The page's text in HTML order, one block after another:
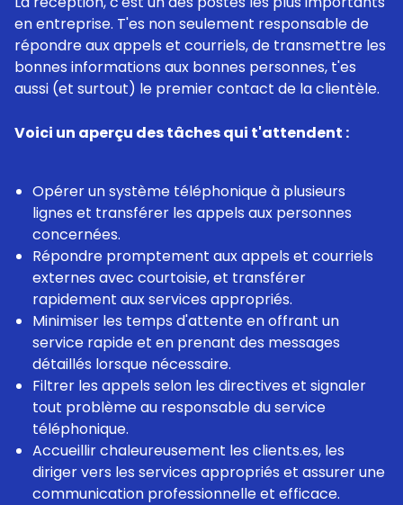
en entreprise. T'es non seulement responsable de
répondre aux appels et courriels, de transmettre les
bonnes informations aux bonnes personnes, t'es
aussi (et surtout) le premier contact de la clientèle.
Voici un aperçu des tâches qui t'attendent :
Opérer un système téléphonique à plusieurs
lignes et transférer les appels aux personnes
concernées.
Répondre promptement aux appels et courriels
externes avec courtoisie, et transférer
rapidement aux services appropriés.
Minimiser les temps d'attente en offrant un
service rapide et en prenant des messages
détaillés lorsque nécessaire.
Filtrer les appels selon les directives et signaler
tout problème au responsable du service
téléphonique.
Accueillir chaleureusement les clients.es, les
diriger vers les services appropriés et assurer une
communication professionnelle et efficace.